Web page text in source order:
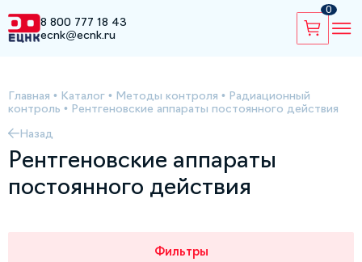
8 800 777 18 43
ecnk@ecnk.ru
0
Главная • Каталог • Методы контроля • Радиационный
контроль • Рентгеновские аппараты постоянного действия
Назад
Рентгеновские аппараты
постоянного действия
Фильтры